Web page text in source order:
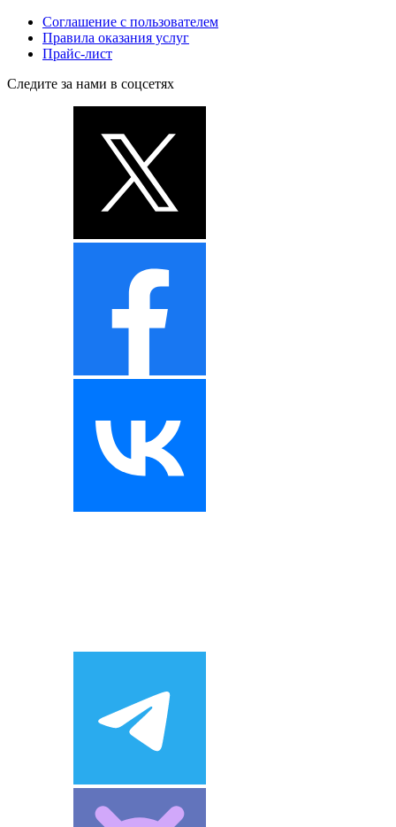
Соглашение с пользователем
Правила оказания услуг
Прайс-лист
Следите за нами в соцсетях